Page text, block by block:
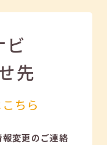
ビ
先
ちら
報変更のご連絡